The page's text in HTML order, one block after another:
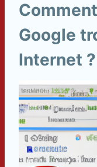
Google
Internet ?